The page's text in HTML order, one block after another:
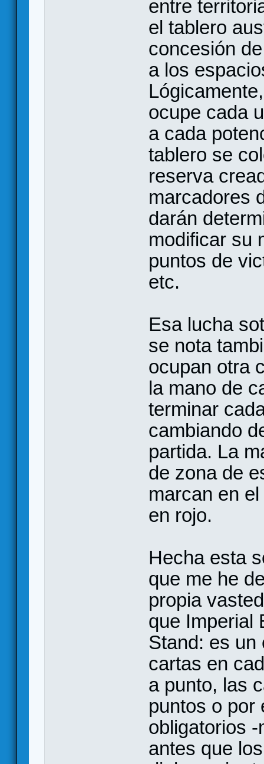
entre
el tablero
concesión
a los
ocupe cada
a cada
tablero se
reserva
marcadores
darán
modificar su
puntos de
etc.
Esa lucha
se nota
ocupan otra
la mano de
terminar
cambiando
partida. La
de zona de
marcan en
en rojo.
Hecha esta
que me he
propia
que Imperial
Stand: es un
cartas en
a punto, las
puntos o por
obligatorios
antes que